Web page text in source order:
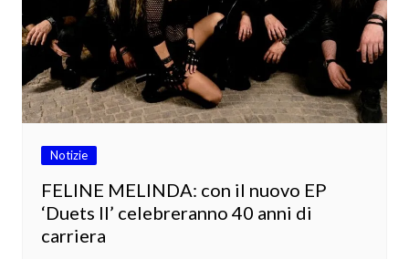
Notizie
FELINE MELINDA: con il nuovo EP
‘Duets II’ celebreranno 40 anni di
carriera